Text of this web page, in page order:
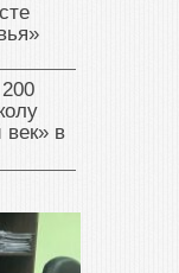
век» в